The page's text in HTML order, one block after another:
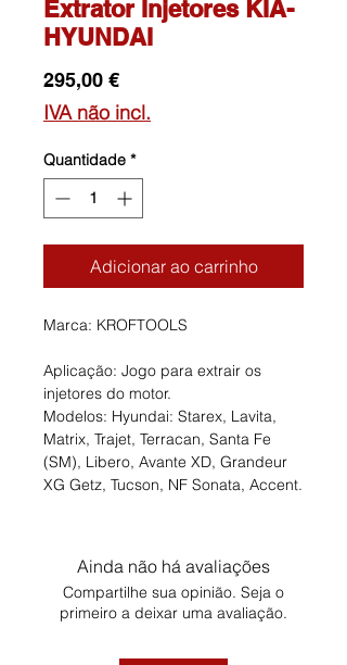
Extrator Injetores KIA-
HYUNDAI
295,00 €Preço
IVA não incl.
Quantidade *
Adicionar ao carrinho
Marca: KROFTOOLS
Aplicação: Jogo para extrair os
injetores do motor.
Modelos: Hyundai: Starex, Lavita,
Matrix, Trajet, Terracan, Santa Fe
(SM), Libero, Avante XD, Grandeur
XG Getz, Tucson, NF Sonata, Accent.
Ainda não há avaliações
Compartilhe sua opinião. Seja o
primeiro a deixar uma avaliação.